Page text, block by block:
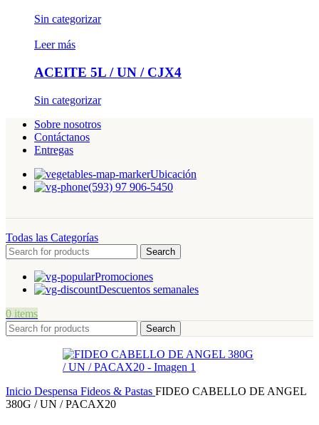
Sin categorizar
Leer más
ACEITE 5L / UN / CJX4
Sin categorizar
Sobre nosotros
Contáctanos
Entregas
Ubicación
(593) 97 906-5450
Todas las Categorías
Search
Promociones
Descuentos semanales
0 items
Search
Inicio Despensa Fideos & Pastas FIDEO CABELLO DE ANGEL
380G / UN / PACAX20